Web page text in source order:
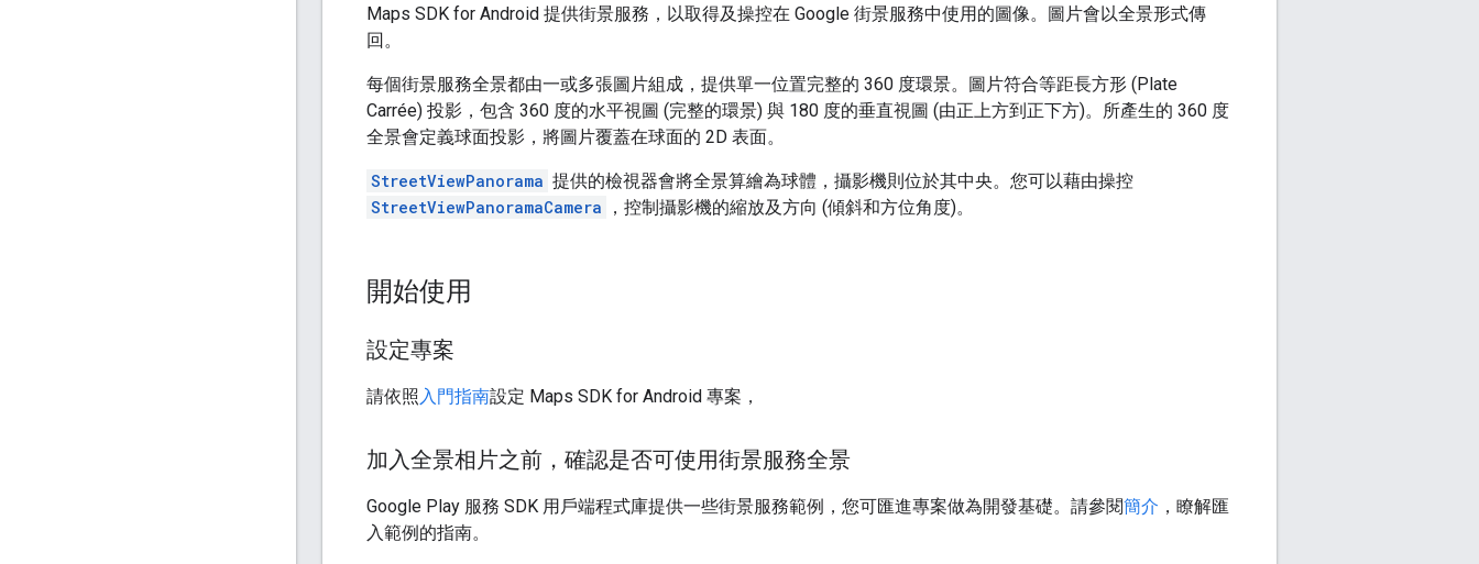
Maps SDK for Android 提供街景服務，以取得及操控在 Google 街景服務中使用的圖像。圖片會以全景形式傳
回。
每個街景服務全景都由一或多張圖片組成，提供單一位置完整的 360 度環景。圖片符合等距長方形 (Plate
Carrée) 投影，包含 360 度的水平視圖 (完整的環景) 與 180 度的垂直視圖 (由正上方到正下方)。所產生的 360 度
全景會定義球面投影，將圖片覆蓋在球面的 2D 表面。
StreetViewPanorama 提供的檢視器會將全景算繪為球體，攝影機則位於其中央。您可以藉由操控
StreetViewPanoramaCamera
，控制攝影機的縮放及方向 (傾斜和方位角度)。
開始使用
設定專案
請依照入門指南設定 Maps SDK for Android 專案，
加入全景相片之前，確認是否可使用街景服務全景
Google Play 服務 SDK 用戶端程式庫提供一些街景服務範例，您可匯進專案做為開發基礎。請參閱簡介 ，瞭解匯
入範例的指南。